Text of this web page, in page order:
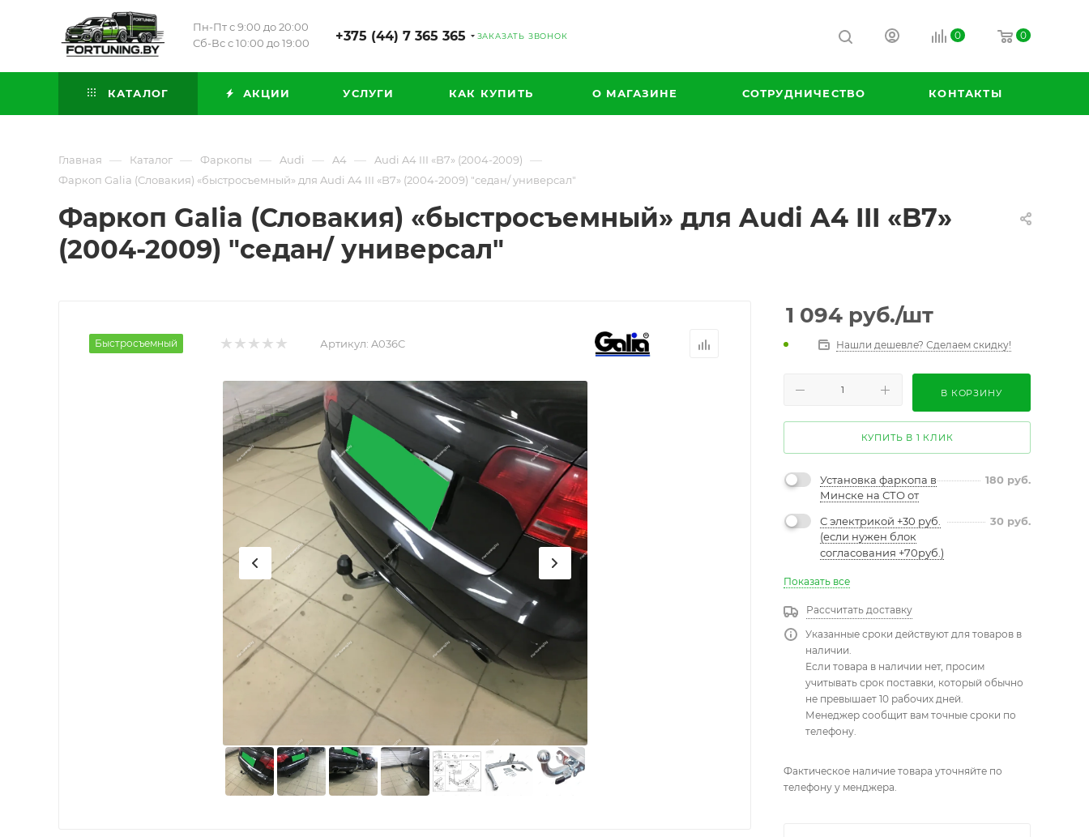
Пн-Пт с 9:00 до 20:00
Сб-Вс с 10:00 до 19:00
+375 (44) 7 365 365 ЗАКАЗАТЬ ЗВОНОК 0 0
КАТАЛОГ АКЦИИ УСЛУГИ КАК КУПИТЬ О МАГАЗИНЕ СОТРУДНИЧЕСТВО КОНТАКТЫ
Главная — Каталог — Фаркопы — Audi — A4 — Audi A4 III «B7» (2004-2009) —
Фаркоп Galia (Словакия) «быстросъемный» для Audi A4 III «B7» (2004-2009) "седан/ универсал"
Фаркоп Galia (Словакия) «быстросъемный» для Audi A4 III «B7»
(2004-2009) "седан/ универсал"
Быстросъемный Артикул: A036C
1 094 руб./шт
Нашли дешевле? Сделаем скидку!
В КОРЗИНУ
КУПИТЬ В 1 КЛИК
Установка фаркопа в
Минске на СТО от
180 руб.
С электрикой +30 руб.
(если нужен блок
согласования +70руб.)
30 руб.
Показать все
Рассчитать доставку
Указанные сроки действуют для товаров в
наличии.
Если товара в наличии нет, просим
учитывать срок поставки, который обычно
не превышает 10 рабочих дней.
Менеджер сообщит вам точные сроки по
телефону.
Фактическое наличие товара уточняйте по
телефону у менджера.